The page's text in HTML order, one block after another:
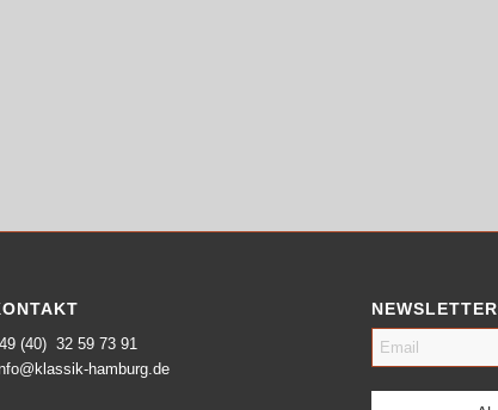
(40) 32 59 73 91
hamburg.de
NEWSLETTER